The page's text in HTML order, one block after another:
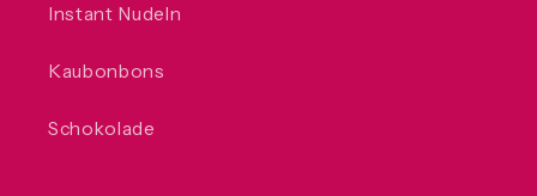
Instant Nudeln
Kaubonbons
Schokolade